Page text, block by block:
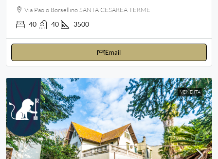
Via Paolo Borsellino SANTA CESAREA TERME
40 40 3500
Email
VENDITA